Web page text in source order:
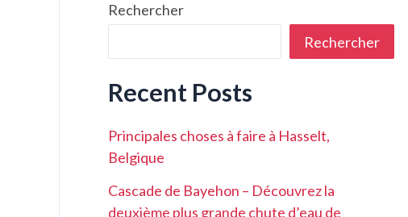
Rechercher
Rechercher
Recent Posts
Principales choses à faire à Hasselt,
Belgique
Cascade de Bayehon – Découvrez la
deuxième plus grande chute d’eau de